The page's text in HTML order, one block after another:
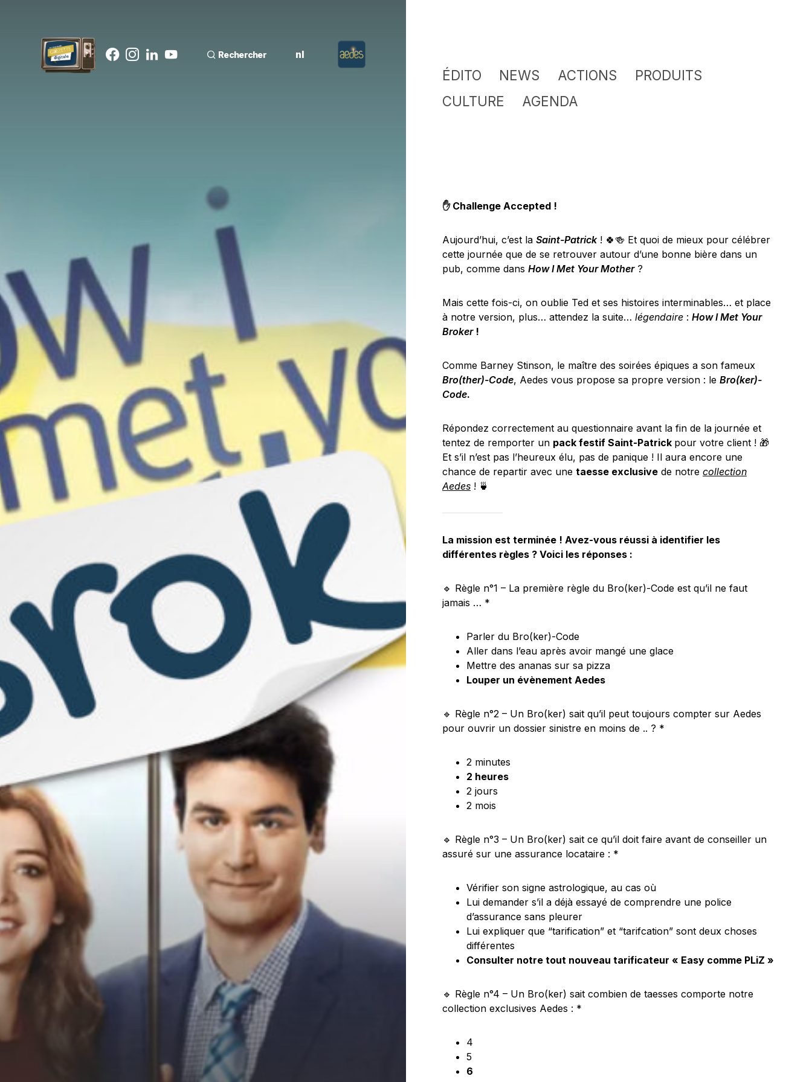
Rechercher nl
ÉDITO NEWS ACTIONS
PRODUITS
CULTURE
AGENDA
✋ Challenge Accepted !
Aujourd’hui, c’est la Saint-Patrick! 🍀🍻 Et quoi de mieux pour célébrer
cette journée que de se retrouver autour d’une bonne bière dans un
pub, comme dans How I Met Your Mother?
Mais cette fois-ci, on oublie Ted et ses histoires interminables… et place
à notre version, plus… attendez la suite… légendaire : How I Met Your
Broker!
Comme Barney Stinson, le maître des soirées épiques a son fameux
Bro(ther)-Code, Aedes vous propose sa propre version : le Bro(ker)-
Code.
Répondez correctement au questionnaire avant la fin de la journée et
tentez de remporter un pack festif Saint-Patrick pour votre client ! 🎁
Et s’il n’est pas l’heureux élu, pas de panique ! Il aura encore une
chance de repartir avec une taesse exclusive de notre collection
Aedes ! 🍵
La mission est terminée ! Avez-vous réussi à identifier les
différentes règles ? Voici les réponses :
🔹 Règle n°1 – La première règle du Bro(ker)-Code est qu’il ne faut
jamais … *
Parler du Bro(ker)-Code
Aller dans l’eau après avoir mangé une glace
Mettre des ananas sur sa pizza
Louper un évènement Aedes
🔹 Règle n°2 – Un Bro(ker) sait qu’il peut toujours compter sur Aedes
pour ouvrir un dossier sinistre en moins de .. ? *
2 minutes
2 heures
2 jours
2 mois
🔹 Règle n°3 – Un Bro(ker) sait ce qu’il doit faire avant de conseiller un
assuré sur une assurance locataire : *
Vérifier son signe astrologique, au cas où
Lui demander s’il a déjà essayé de comprendre une police
d’assurance sans pleurer
Lui expliquer que “tarification” et “tarifcation” sont deux choses
différentes
Consulter notre tout nouveau tarificateur « Easy comme PLiZ »
🔹 Règle n°4 – Un Bro(ker) sait combien de taesses comporte notre
collection exclusives Aedes : *
4
5
6